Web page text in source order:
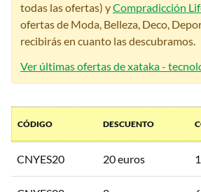
todas las ofertas) yCompradicción
ofertas de Moda, Belleza, Deco,
recibirás en cuanto las descubramos.
Ver últimas ofertas de xataka -
CÓDIGO DESCUENTO
CNYES20 20 euros